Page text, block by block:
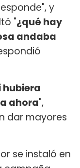
y
"¿qué hay
andaba
hubiera
ahora",
dar mayores
se instaló en